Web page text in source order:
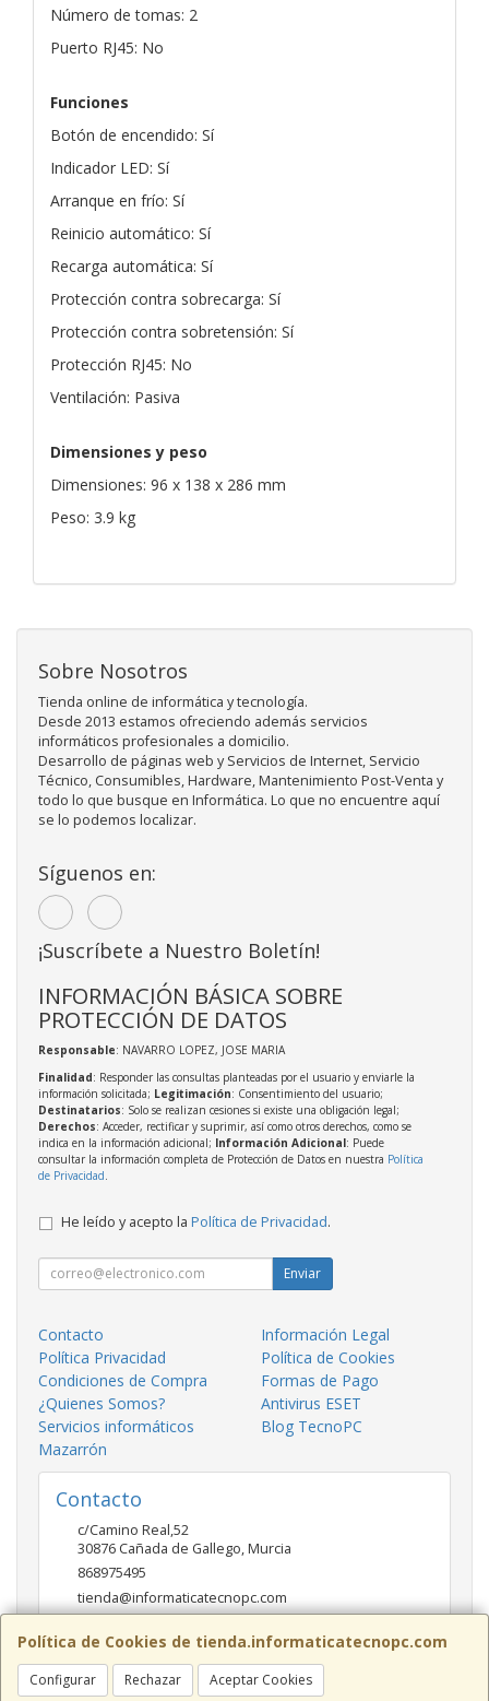
Número de tomas: 2
Puerto RJ45: No
Funciones
Botón de encendido: Sí
Indicador LED: Sí
Arranque en frío: Sí
Reinicio automático: Sí
Recarga automática: Sí
Protección contra sobrecarga: Sí
Protección contra sobretensión: Sí
Protección RJ45: No
Ventilación: Pasiva
Dimensiones y peso
Dimensiones: 96 x 138 x 286 mm
Peso: 3.9 kg
Política de Cookies de tienda.informaticatecnopc.com
Configurar Rechazar Aceptar Cookies
Sobre Nosotros
Tienda online de informática y tecnología.
Desde 2013 estamos ofreciendo además servicios
informáticos profesionales a domicilio.
Desarrollo de páginas web y Servicios de Internet, Servicio
Técnico, Consumibles, Hardware, Mantenimiento Post-Venta y
todo lo que busque en Informática. Lo que no encuentre aquí
se lo podemos localizar.
Síguenos en:
¡Suscríbete a Nuestro Boletín!
INFORMACIÓN BÁSICA SOBRE
PROTECCIÓN DE DATOS
Responsable: NAVARRO LOPEZ, JOSE MARIA
Finalidad: Responder las consultas planteadas por el usuario y enviarle la
información solicitada; Legitimación: Consentimiento del usuario;
Destinatarios: Solo se realizan cesiones si existe una obligación legal;
Derechos: Acceder, rectificar y suprimir, así como otros derechos, como se
indica en la información adicional; Información Adicional: Puede
consultar la información completa de Protección de Datos en nuestra Política
de Privacidad
He leído y acepto la Política de Privacidad.
Enviar
Contacto
Información Legal
Política Privacidad
Política de Cookies
Condiciones de Compra
Formas de Pago
¿Quienes Somos?
Antivirus ESET
Servicios informáticos
Mazarrón
Blog TecnoPC
Contacto
c/Camino Real,52
30876 Cañada de Gallego,Murcia
868975495
tienda@informaticatecnopc.com
Horario